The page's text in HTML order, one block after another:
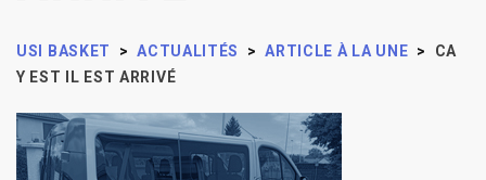
USI BASKET > ACTUALITÉS > ARTICLE À LA UNE >
CA
Y EST IL EST ARRIVÉ